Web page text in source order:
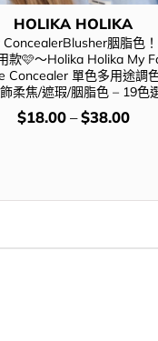
HOLIKA HOLIKA
胭脂色
款🩷～Holika Holika My
Concealer 單色多用途調
柔焦/遮瑕/胭脂色 – 19色
價
錢：
$18.00–$38.00